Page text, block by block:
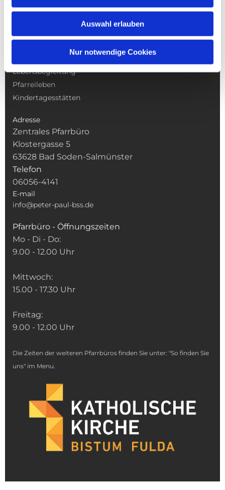
Auswahl erlauben
Nur notwendige Cookies
Lebensbegleitung
Pfarreileben
Kindertagesstätten
Adresse
Zentrales Pfarrbüro
Klostergasse 5
63628 Bad Soden-Salmünster
Telefon
06056-4141
E-mail
info@peter-paul-bss.de
Pfarrbüro - Öffnungszeiten
Mo - Di - Do:
9.00 - 12.00 Uhr
Mittwoch:
15.00 - 17.30 Uhr
Freitag:
9.00 - 12.00 Uhr
Die Zeiten der weiteren Pfarrbüros finden Sie unter: "So finden Sie
uns" im Menu.